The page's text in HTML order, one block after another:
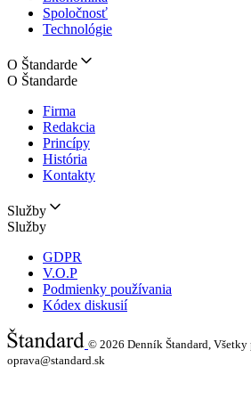
Spoločnosť
Technológie
O Štandarde
O Štandarde
Firma
Redakcia
Princípy
História
Kontakty
Služby
Služby
GDPR
V.O.P
Podmienky používania
Kódex diskusií
© 2026 Denník Štandard, Všetky
oprava@standard.sk